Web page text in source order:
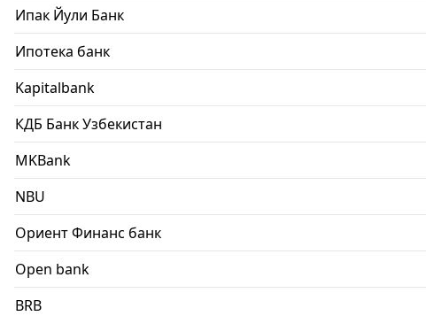
Ипак Йули Банк
Ипотека банк
Kapitalbank
КДБ Банк Узбекистан
MKBank
NBU
Ориент Финанс банк
Open bank
BRB